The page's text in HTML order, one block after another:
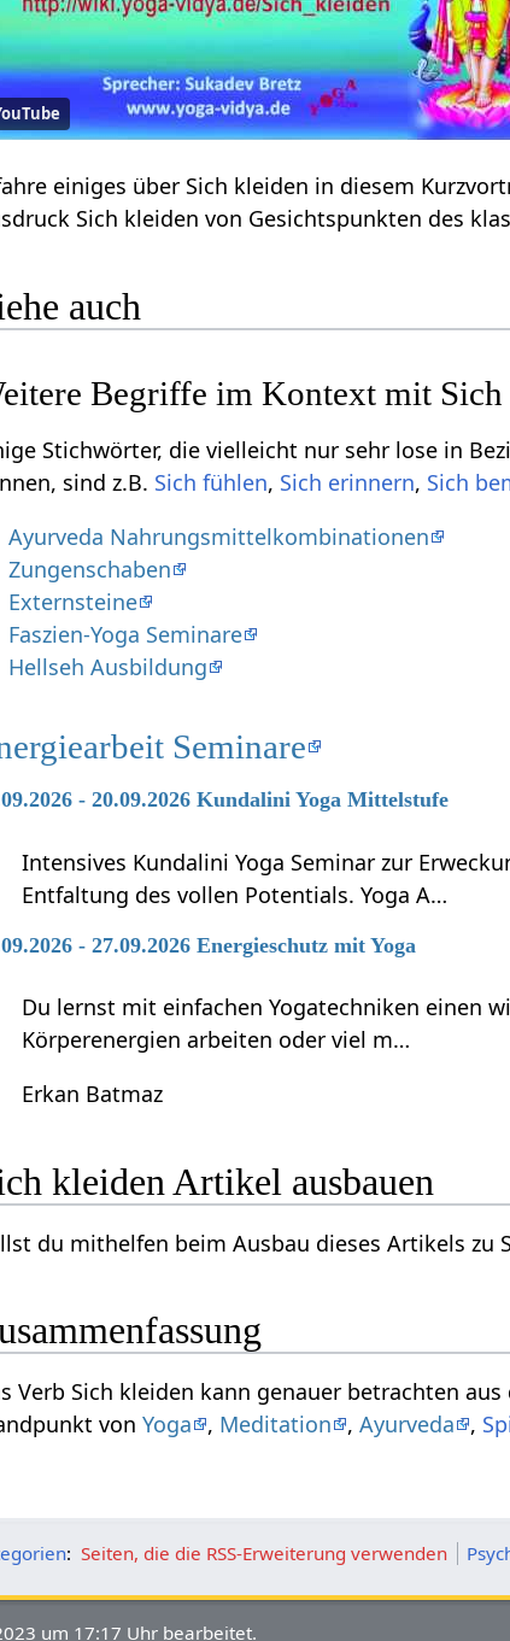
Erfahre einiges über Sich kleiden‏‎ in
Ausdruck Sich kleiden‏‎ von Gesichtspunkten
auch
Stichwörter, die vielleicht nur sehr lose in Beziehung stehen mit
sind z.B.
, ,
Ayurveda Nahrungsmittelkombinationen
Zungenschaben
Externsteine
Faszien-Yoga Seminare
Hellseh Ausbildung
Seminare
- 20.09.2026 Kundalini Yoga Mittelstufe
Intensives Kundalini Yoga Seminar zur
Entfaltung des vollen Potentials. Yoga A…
- 27.09.2026 Energieschutz mit Yoga
Du lernst mit einfachen Yogatechniken einen
Körperenergien arbeiten oder viel m…
Erkan Batmaz
Sich kleiden‏‎ Artikel ausbauen
kann genauer betrachten aus dem Blickwinkel von Psychologie und kann interpretiert werden vom
vonYoga , Meditation ,Ayurveda ,
: Seiten, die die RSS-Erweiterung verwenden
um 17:17 Uhr bearbeitet.